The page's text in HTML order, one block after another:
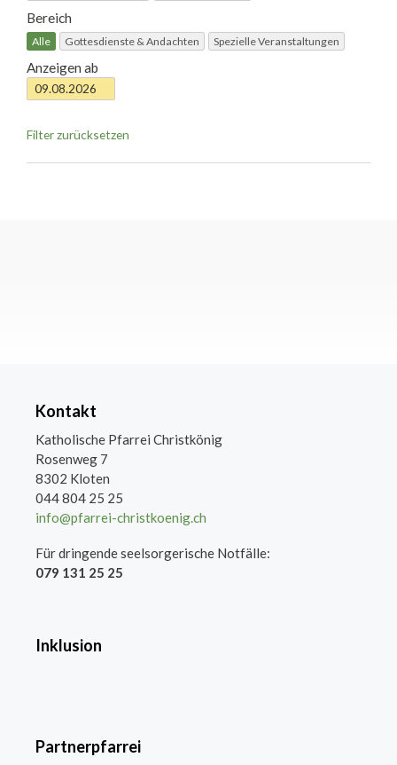
Bereich
Alle Gottesdienste & Andachten Spezielle Veranstaltungen
Anzeigen ab
Filter zurücksetzen
Kontakt
Katholische Pfarrei Christkönig
Rosenweg 7
8302 Kloten
044 804 25 25
info@pfarrei-christkoenig.ch
Für dringende seelsorgerische Notfälle:
079 131 25 25
Inklusion
Partnerpfarrei